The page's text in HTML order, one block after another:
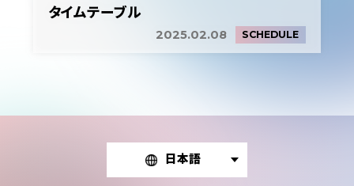
タイムテーブル
2025.02.08 SCHEDULE
日本語